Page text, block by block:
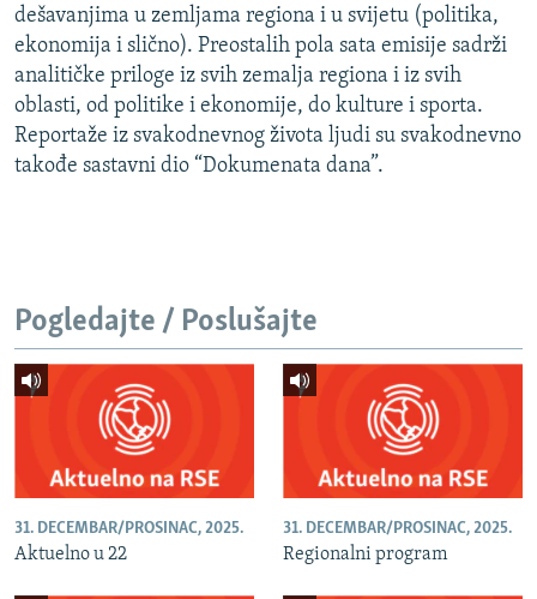
POST SCRIPTUM
MOJA EVROPA
TRI DECENIJE OD RATA U BIH
SVE KARTE DEJTONA
dešavanjima u zemljama regiona i u svijetu (politika,
ekonomija i slično). Preostalih pola sata emisije sadrži
analitičke priloge iz svih zemalja regiona i iz svih
oblasti, od politike i ekonomije, do kulture i sporta.
Reportaže iz svakodnevnog života ljudi su svakodnevno
takođe sastavni dio “Dokumenata dana”.
Pogledajte / Poslušajte
31. DECEMBAR/PROSINAC, 2025.
Aktuelno u 22
31. DECEMBAR/PROSINAC, 2025.
Regionalni program